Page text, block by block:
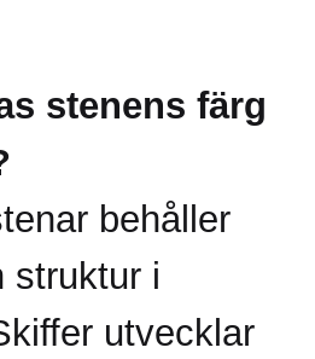
stenens färg
behåller
struktur i
utvecklar